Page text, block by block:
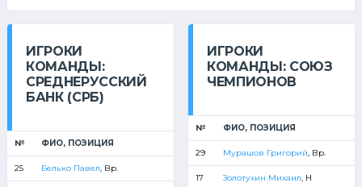
ИГРОКИ
КОМАНДЫ:
СРЕДНЕРУССКИЙ
БАНК (СРБ)
№ ФИО, ПОЗИЦИЯ
25 Белько Павел, Вр.
ИГРОКИ
КОМАНДЫ: СОЮЗ
ЧЕМПИОНОВ
№ ФИО, ПОЗИЦИЯ
29 Мурашов Григорий, Вр.
17 Золотухин Михаил, Н